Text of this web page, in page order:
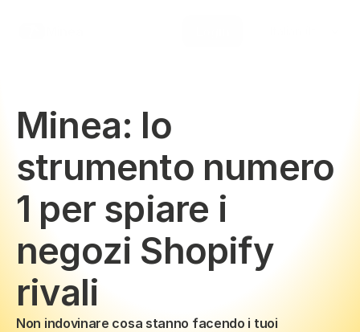
Minea: lo
strumento numero
1 per spiare i
negozi Shopify
rivali
Non indovinare cosa stanno facendo i tuoi